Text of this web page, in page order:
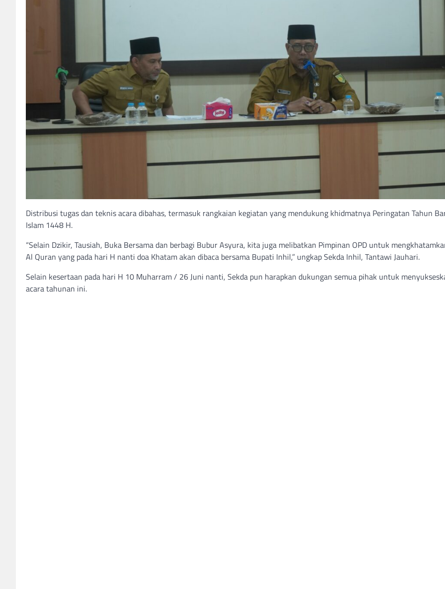
Distribusi tugas dan teknis acara dibahas, termasuk rangkaian kegiatan yang mendukung khidmatnya Peringatan Tahun
Islam 1448 H.
“Selain Dzikir, Tausiah, Buka Bersama dan berbagi Bubur Asyura, kita juga melibatkan Pimpinan OPD untuk
Al Quran yang pada hari H nanti doa Khatam akan dibaca bersama Bupati Inhil,” ungkap Sekda Inhil, Tantawi Jauhari.
Selain kesertaan pada hari H 10 Muharram / 26 Juni nanti, Sekda pun harapkan dukungan semua pihak untuk
acara tahunan ini.